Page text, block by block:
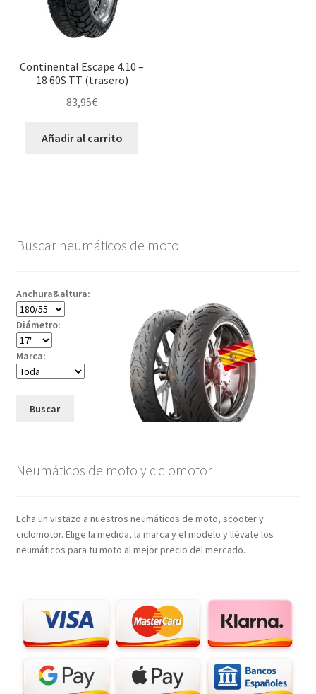
Continental Escape 4.10 –
18 60S TT (trasero)
83,95€
Añadir al carrito
Buscar neumáticos de moto
Anchura&altura:
Diámetro:
Marca:
Buscar
Neumáticos de moto y ciclomotor
Echa un vistazo a nuestros neumáticos de moto, scooter y
ciclomotor. Elige la medida, la marca y el modelo y llévate los
neumáticos para tu moto al mejor precio del mercado.